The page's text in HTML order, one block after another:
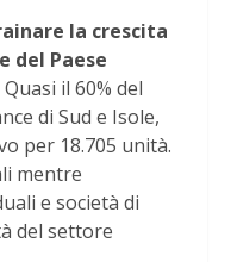
la crescita
del Paese
Quasi il 60% del
di Sud e Isole,
per 18.705 unità.
mentre
e società di
del settore